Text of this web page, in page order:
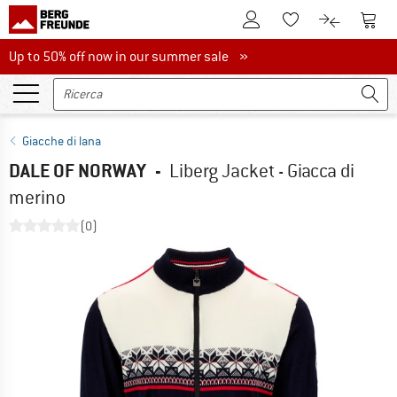
Al conto clienteAlla lista
Al Al
Up to 50% off now in our summer sale
Up to 50% off now in our summer sale »
Giacche di lana
DALE OF NORWAY - Liberg Jacket - Giacca di
merino
(0)